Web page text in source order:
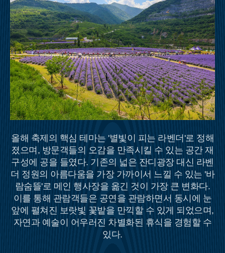
올해 축제의 핵심 테마는 '별빛이 피는 라벤더'로 정해
졌으며, 방문객들의 오감을 만족시킬 수 있는 공간 재
구성에 공을 들였다. 기존의 넓은 잔디광장 대신 라벤
더 정원의 아름다움을 가장 가까이서 느낄 수 있는 '바
람숨뜰'로 메인 행사장을 옮긴 것이 가장 큰 변화다.
이를 통해 관람객들은 공연을 관람하면서 동시에 눈
앞에 펼쳐진 보랏빛 꽃밭을 만끽할 수 있게 되었으며,
자연과 예술이 어우러진 차별화된 휴식을 경험할 수
있다.